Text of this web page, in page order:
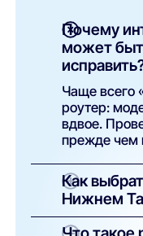
Почему
может
Чаще всего
роутер:
вдвое.
прежде чем
Как
Нижнем
Начните с